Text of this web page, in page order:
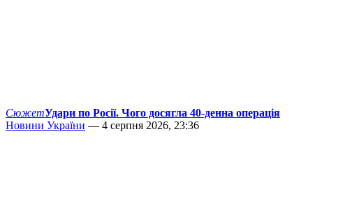
СюжетУдари по Росії. Чого досягла 40-денна операція
Новини України — 4 серпня 2026, 23:36